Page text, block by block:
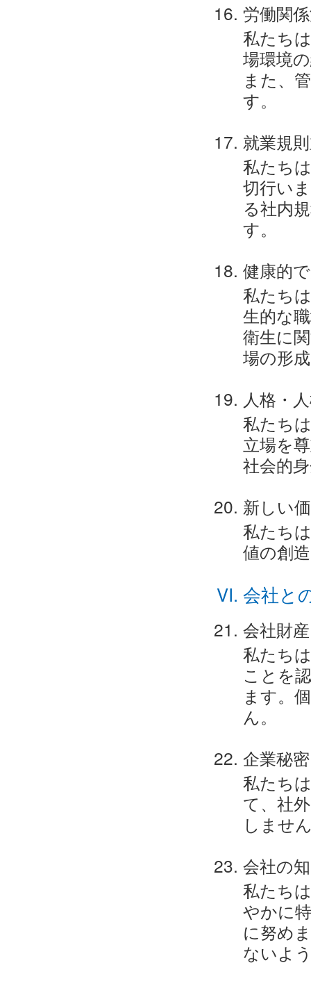
労働関
私たち
場環境
また、
す。
就業規
私たち
切行い
る社内
す。
健康的
私たち
生的な
衛生に
場の形
人格・
私たち
立場を
社会的
新しい
私たち
値の創
会社と
会社財
私たち
ことを
ます。
ん。
企業秘
私たち
て、社
しませ
会社の
私たち
やかに
に努め
ないよ